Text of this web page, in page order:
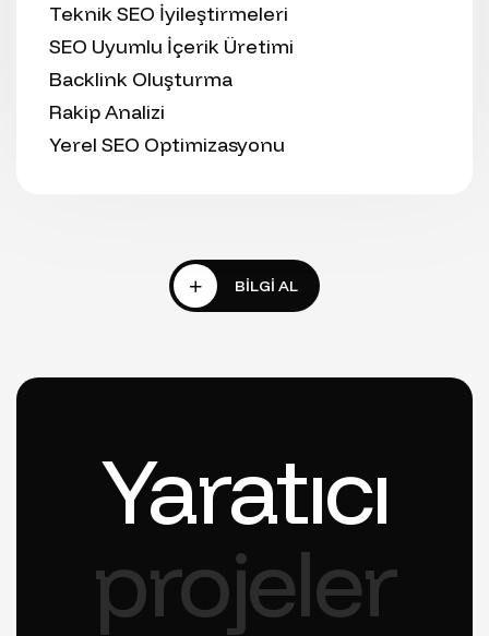
Teknik SEO İyileştirmeleri
SEO Uyumlu İçerik Üretimi
Backlink Oluşturma
Rakip Analizi
Yerel SEO Optimizasyonu
Yaratıcı
projeler